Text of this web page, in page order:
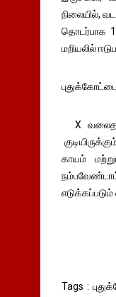
நிலையில்,
தொடர்பாக
மறியலில்
X
காயம்
Tags :